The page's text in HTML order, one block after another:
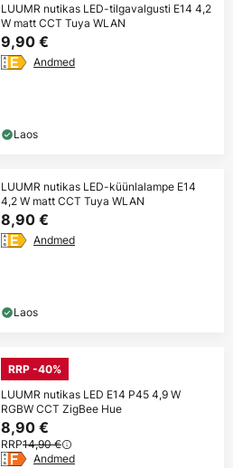
LUUMR nutikas LED-tilgavalgusti E14 4,2
W matt CCT Tuya WLAN
9,90 €
Andmed
Laos
LUUMR nutikas LED-küünlalampe E14
4,2 W matt CCT Tuya WLAN
8,90 €
Andmed
Laos
RRP -40%
LUUMR nutikas LED E14 P45 4,9 W
RGBW CCT ZigBee Hue
8,90 €
RRP14,90 €
Andmed